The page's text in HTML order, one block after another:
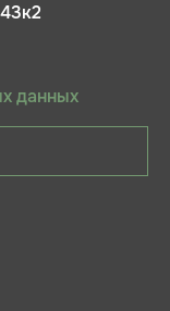
данных